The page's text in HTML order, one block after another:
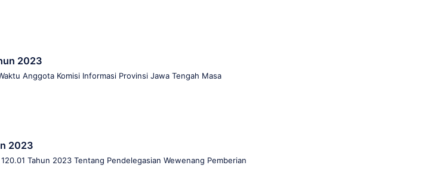
2023
Anggota Komisi Informasi Provinsi Jawa Tengah Masa
2023
Tahun 2023 Tentang Pendelegasian Wewenang Pemberian